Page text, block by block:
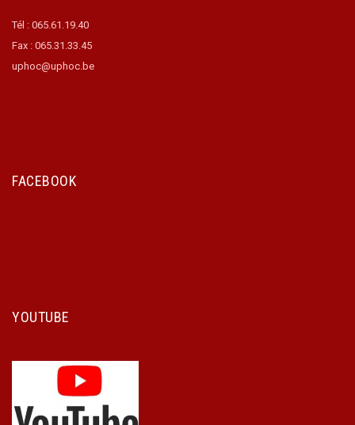
Tél : 065.61.19.40
Fax : 065.31.33.45
uphoc@uphoc.be
FACEBOOK
YOUTUBE